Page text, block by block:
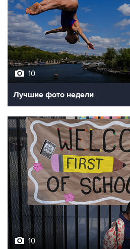
10
Лучшие фото недели
10